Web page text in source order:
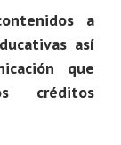
a
así
que
créditos